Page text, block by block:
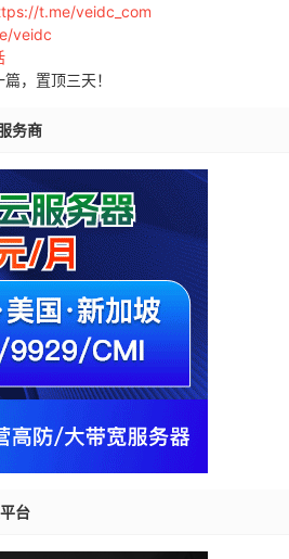
t.me/veidc_com
veidc
，置顶三天！
务商
台